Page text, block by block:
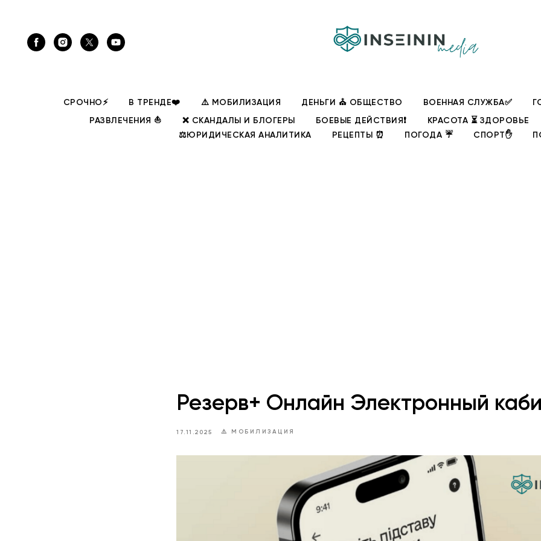
СРОЧНО⚡ В ТРЕНДЕ❤️ ⚠️ МОБИЛИЗАЦИЯ ДЕНЬГИ ⛪ ОБЩЕСТВО ВОЕННАЯ СЛУЖБА✅
РАЗВЛЕЧЕНИЯ ⛵
❌ СКАНДАЛЫ И БЛОГЕРЫ БОЕВЫЕ ДЕЙСТВИЯ❗
КРАСОТА ⏳ ЗДОРОВЬЕ
⚖️ЮРИДИЧЕСКАЯ АНАЛИТИКА
РЕЦЕПТЫ ⏰ ПОГОДА ☔ СПОРТ✋
Резерв+ Онлайн Электронный
17.11.2025 ⚠️ МОБИЛИЗАЦИЯ